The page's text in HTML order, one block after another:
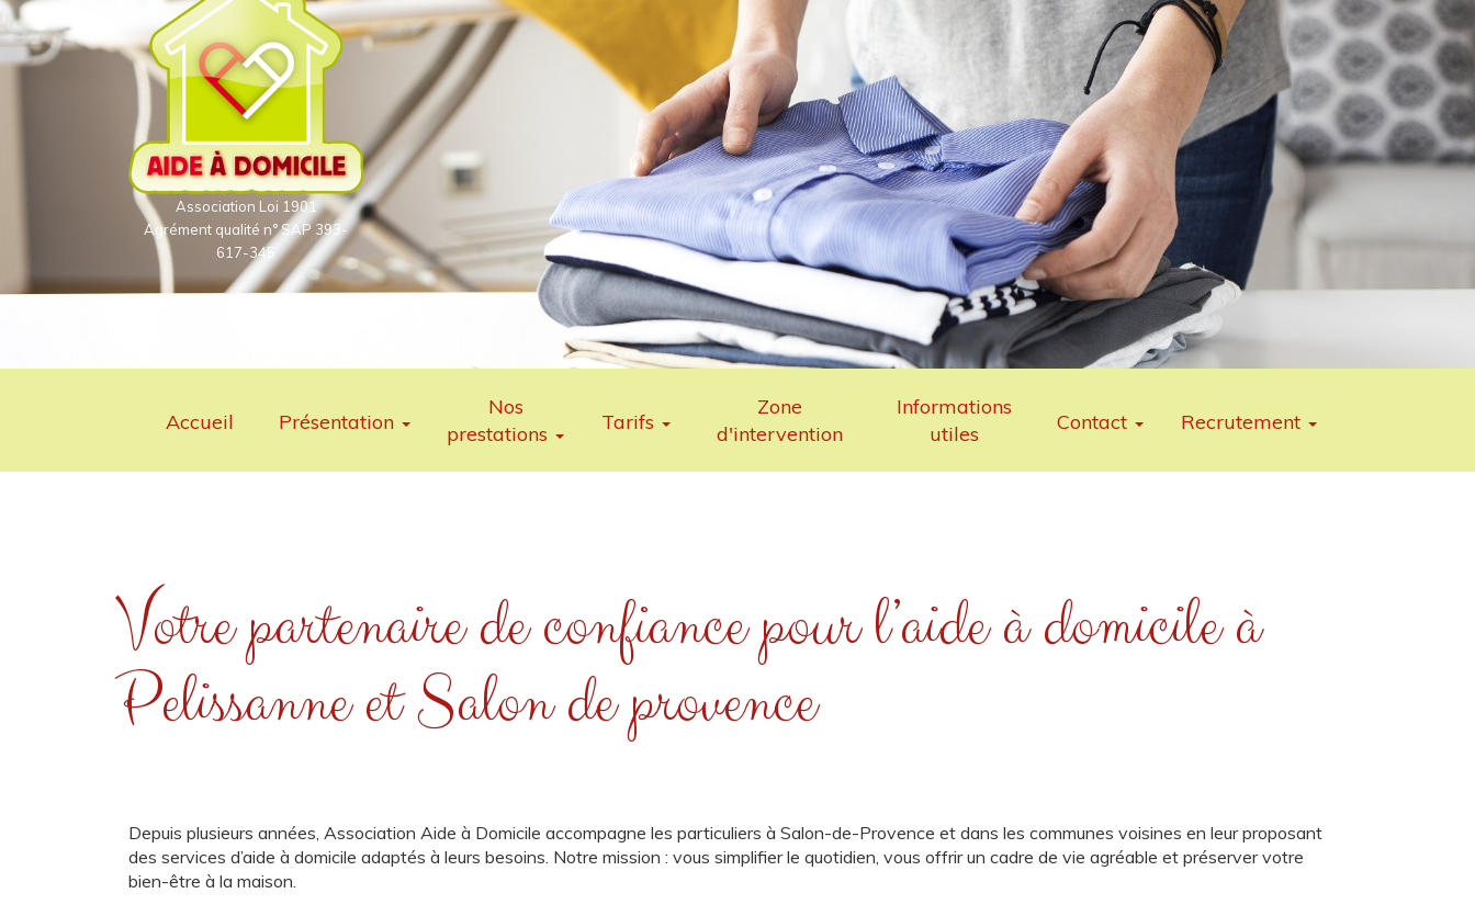
Association Loi 1901
Agrément qualité n° SAP 393-
617-345
Accueil Présentation
Nos
prestations
Tarifs
Zone
d'intervention
Informations
utiles
Contact Recrutement
Votre partenaire de confiance pour l’aide à domicile à
Pelissanne et Salon de provence
Depuis plusieurs années, Association Aide à Domicile accompagne les particuliers à Salon-de-Provence et dans les communes voisines en leur proposant
des services d’aide à domicile adaptés à leurs besoins. Notre mission : vous simplifier le quotidien, vous offrir un cadre de vie agréable et préserver votre
bien-être à la maison.